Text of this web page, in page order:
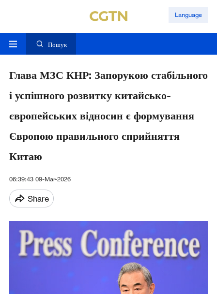
Language
Пошук
Глава МЗС КНР: Запорукою стабільного
і успішного розвитку китайсько-
європейських відносин є формування
Європою правильного сприйняття
Китаю
06:39:43 09-Mar-2026
Share